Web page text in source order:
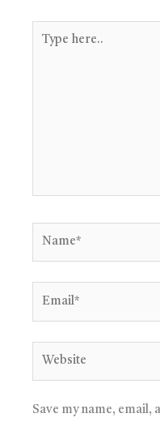
here..
Save my name, email,